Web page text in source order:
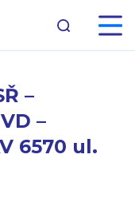
–
–
6570 ul.